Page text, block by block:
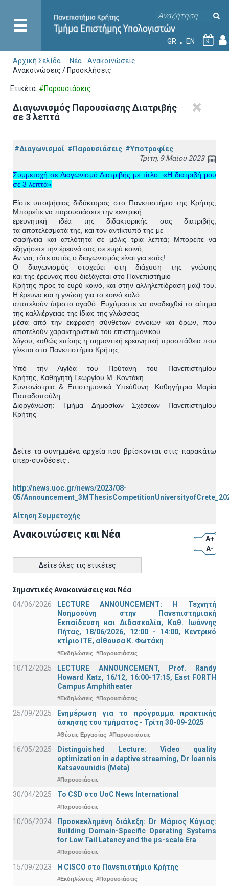
GR EN 9
Αρχική Σελίδα
Νέα - Ανακοινώσεις
Ανακοινώσεις / Προσκλήσεις
Ετικέτα: #Παρουσιάσεις
Διαγωνισμός Παρουσίασης Διατριβής
σε 3 λεπτά
#Διαγωνισμοί #Παρουσιάσεις #Υποτροφίες
Τρίτη, 9 Μαίου 2023
Συμμετοχή σε Διαγωνισμό Διατριβής με τίτλο: «Η διατριβή μου
σε 3 λεπτά»
Είστε υποψήφιος διδάκτορας στο Πανεπιστήμιο της Κρήτης;
Μπορείτε να παρουσιάσετε την κεντρική
ερευνητική ιδέα της διδακτορικής σας διατριβής,
τα αποτελέσματά της, και τον αντίκτυπό της με
σαφήνεια και απλότητα σε μόλις τρία λεπτά; Μπορείτε να
εξηγήσετε την έρευνά σας σε ευρύ κοινό;
Αν ναι, τότε αυτός ο διαγωνισμός είναι για εσάς!
Ο διαγωνισμός στοχεύει στη διάχυση της γνώσης
και της έρευνας που διεξάγεται στο Πανεπιστήμιο
Κρήτης προς το ευρύ κοινό, και στην αλληλεπίδραση μαζί του.
Η έρευνα και η γνώση για το κοινό καλό
αποτελούν ύψιστο αγαθό. Ευχόμαστε να αναδειχθεί το αίτημα
της καλλιέργειας της ίδιας της γλώσσας
μέσα από την έκφραση σύνθετων εννοιών και όρων, που
αποτελούν χαρακτηριστικά του επιστημονικού
λόγου, καθώς επίσης η σημαντική ερευνητική προσπάθεια που
γίνεται στο Πανεπιστήμιο Κρήτης
Υπό την Αιγίδα του Πρύτανη του Πανεπιστημίου
Κρήτης
Καθηγητή Γεωργίου Μ. Κοντάκη
Συντονίστρια & Επιστημονικά Υπεύθυνη:
Καθηγήτρια Μαρία
Παπαδοπούλη
Διοργάνωση:
Τμήμα Δημοσίων Σχέσεων Πανεπιστημίου
Κρήτης
Δείτε τα συνημμένα αρχεία που βρίσκονται στις παρακάτω
υπερ-συνδέσεις :
http://news.uoc.gr/news/2023/08-
05/
Αίτηση Συμμετοχής
Ανακοινώσεις και Νέα
A+
A-
Δείτε όλες τις ετικέτες
Σημαντικές Ανακοινώσεις και Νέα
04/06/2026
LECTURE ANNOUNCEMENT: Η Τεχνητή
Νοημοσύνη στην Πανεπιστημιακή
Εκπαίδευση και Διδασκαλία, Καθ. Ιωάννης
Πήτας, 18/06/2026, 12:00 - 14:00, Κεντρικό
κτίριο ΙΤΕ, αίθουσα Κ. Φωτάκη
#Εκδηλώσεις #Παρουσιάσεις
10/12/2025
LECTURE ANNOUNCEMENT, Prof. Randy
Howard Katz, 16/12, 16:00-17:15, East FORTH
Campus Amphitheater
#Εκδηλώσεις #Παρουσιάσεις
25/09/2025
Ενημέρωση για το πρόγραμμα πρακτικής
άσκησης του τμήματος - Τρίτη 30-09-2025
#Θέσεις Εργασίας #Παρουσιάσεις
16/05/2025
Distinguished Lecture: Video quality
optimization in adaptive streaming, Dr Ioannis
Katsavounidis (Meta)
#Παρουσιάσεις
30/04/2025 To CSD στο UoC News International
#Παρουσιάσεις
10/06/2024
Προσκεκλημένη διάλεξη: Dr Μάριος Κόγιας:
Building Domain-Specific Operating Systems
for Low Tail Latency and the μs-scale Era
#Παρουσιάσεις
15/09/2023 Η CISCO στο Πανεπιστήμιο Κρήτης
#Εκδηλώσεις #Παρουσιάσεις